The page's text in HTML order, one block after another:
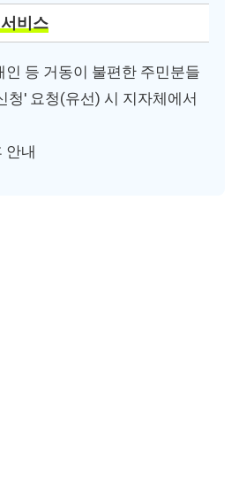
비스
인 등 거동이 불편한 주민분들
청' 요청(유선) 시 지자체에서
안내